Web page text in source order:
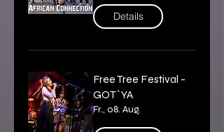
Details
Free Tree Festival -
GOT`YA
Fr., 08. Aug.